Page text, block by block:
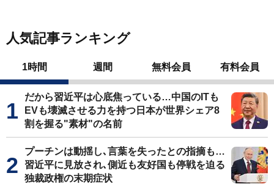
人気記事ランキング
1時間 週間 無料会員 有料会員
だから習近平は心底焦っている…中国のITも
EVも壊滅させる力を持つ日本が世界シェア8
割を握る"素材"の名前
プーチンは動揺し､言葉を失ったとの指摘も…
習近平に見放され､側近も友好国も停戦を迫る
独裁政権の末期症状